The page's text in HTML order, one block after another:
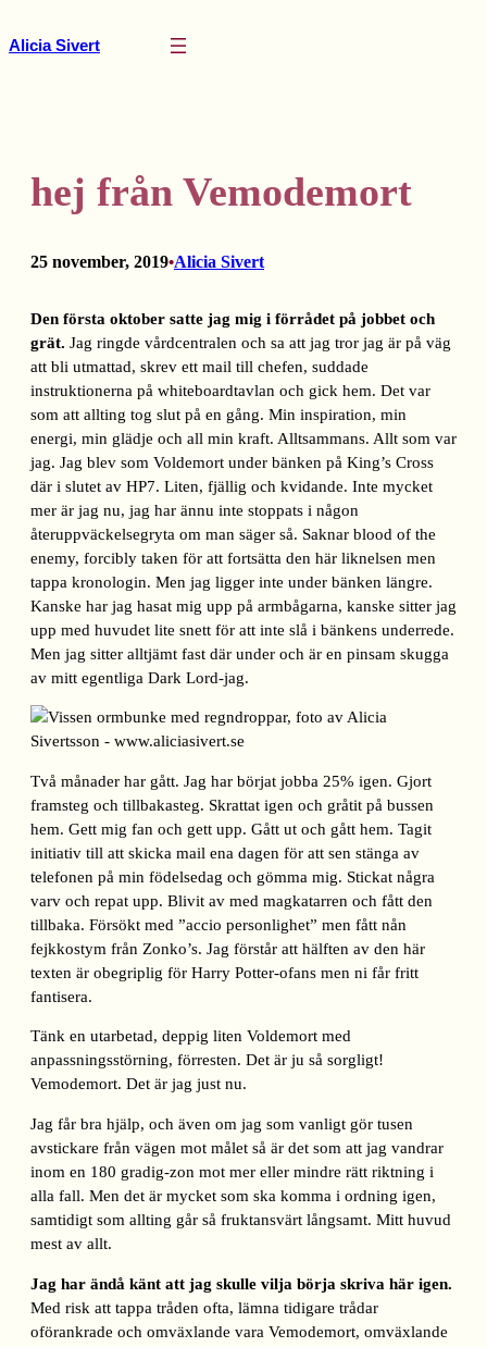
till
Alicia Sivert
hej från Vemodemort
25 november, 2019•Alicia Sivert
Den första oktober satte jag mig i förrådet på jobbet och
grät. Jag ringde vårdcentralen och sa att jag tror jag är på väg
att bli utmattad, skrev ett mail till chefen, suddade
instruktionerna på whiteboardtavlan och gick hem. Det var
som att allting tog slut på en gång. Min inspiration, min
energi, min glädje och all min kraft. Alltsammans. Allt som var
jag. Jag blev som Voldemort under bänken på King’s Cross
där i slutet av HP7. Liten, fjällig och kvidande. Inte mycket
mer är jag nu, jag har ännu inte stoppats i någon
återuppväckelsegryta om man säger så. Saknar blood of the
enemy, forcibly taken för att fortsätta den här liknelsen men
tappa kronologin. Men jag ligger inte under bänken längre.
Kanske har jag hasat mig upp på armbågarna, kanske sitter jag
upp med huvudet lite snett för att inte slå i bänkens underrede.
Men jag sitter alltjämt fast där under och är en pinsam skugga
av mitt egentliga Dark Lord-jag.
Två månader har gått. Jag har börjat jobba 25% igen. Gjort
framsteg och tillbakasteg. Skrattat igen och gråtit på bussen
hem. Gett mig fan och gett upp. Gått ut och gått hem. Tagit
initiativ till att skicka mail ena dagen för att sen stänga av
telefonen på min födelsedag och gömma mig. Stickat några
varv och repat upp. Blivit av med magkatarren och fått den
tillbaka. Försökt med ”accio personlighet” men fått nån
fejkkostym från Zonko’s. Jag förstår att hälften av den här
texten är obegriplig för Harry Potter-ofans men ni får fritt
fantisera.
Tänk en utarbetad, deppig liten Voldemort med
anpassningsstörning, förresten. Det är ju så sorgligt!
Vemodemort. Det är jag just nu.
Jag får bra hjälp, och även om jag som vanligt gör tusen
avstickare från vägen mot målet så är det som att jag vandrar
inom en 180 gradig-zon mot mer eller mindre rätt riktning i
alla fall. Men det är mycket som ska komma i ordning igen,
samtidigt som allting går så fruktansvärt långsamt. Mitt huvud
mest av allt.
Jag har ändå känt att jag skulle vilja börja skriva här igen.
Med risk att tappa tråden ofta, lämna tidigare trådar
oförankrade och omväxlande vara Vemodemort, omväxlande